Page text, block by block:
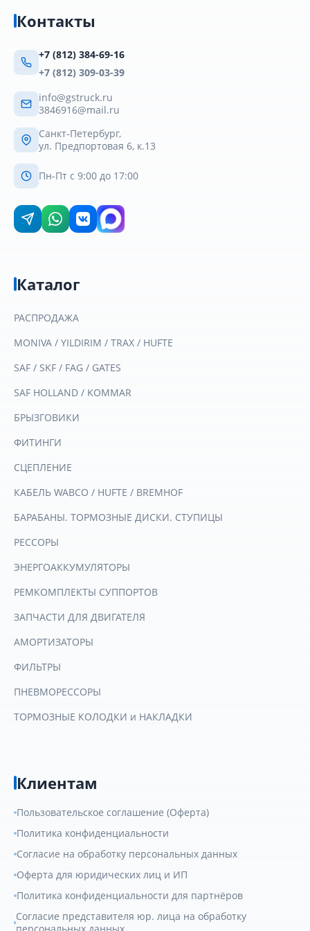
Контакты
+7 (812) 384-69-16
+7 (812) 309-03-39
info@gstruck.ru
3846916@mail.ru
Санкт-Петербург,
ул. Предпортовая 6, к.13
Пн-Пт с 9:00 до 17:00
Каталог
РАСПРОДАЖА
MONIVA / YILDIRIM / TRAX / HUFTE
SAF / SKF / FAG / GATES
SAF HOLLAND / KOMMAR
БРЫЗГОВИКИ
ФИТИНГИ
СЦЕПЛЕНИЕ
КАБЕЛЬ WABCO / HUFTE / BREMHOF
БАРАБАНЫ. ТОРМОЗНЫЕ ДИСКИ. СТУПИЦЫ
РЕССОРЫ
ЭНЕРГОАККУМУЛЯТОРЫ
РЕМКОМПЛЕКТЫ СУППОРТОВ
ЗАПЧАСТИ ДЛЯ ДВИГАТЕЛЯ
АМОРТИЗАТОРЫ
ФИЛЬТРЫ
ПНЕВМОРЕССОРЫ
ТОРМОЗНЫЕ КОЛОДКИ и НАКЛАДКИ
Клиентам
Пользовательское соглашение (Оферта)
Политика конфиденциальности
Согласие на обработку персональных данных
Оферта для юридических лиц и ИП
Политика конфиденциальности для партнёров
Согласие представителя юр. лица на обработку